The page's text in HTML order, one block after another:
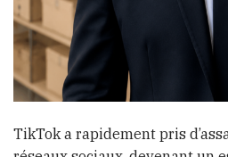
TikTok a rapidement pris